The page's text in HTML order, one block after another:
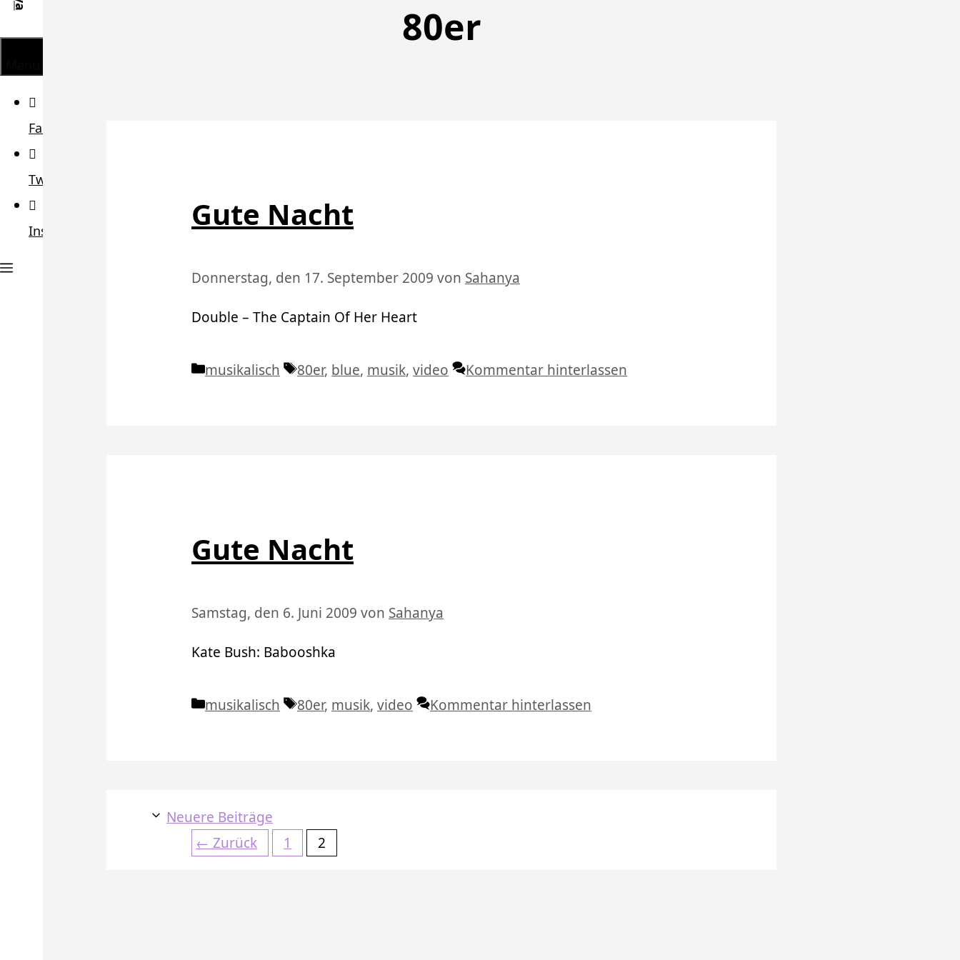
Facebook
Twitter
Instagram
80er
Gute Nacht
Donnerstag, den 17. September 2009 von Sahanya
Double – The Captain Of Her Heart
Kategorien
musikalisch Schlagwörter
80er, blue, musik, video Kommentar hinterlassen
Gute Nacht
Samstag, den 6. Juni 2009 von Sahanya
Kate Bush: Babooshka
Kategorien
musikalisch Schlagwörter
80er, musik, video Kommentar hinterlassen
Neuere Beiträge
← Zurück Seite
1 Seite
2